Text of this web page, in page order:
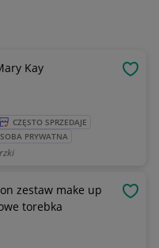
Kay
CZĘSTO SPRZEDAJE
PRYWATNA
zestaw make up
torebka